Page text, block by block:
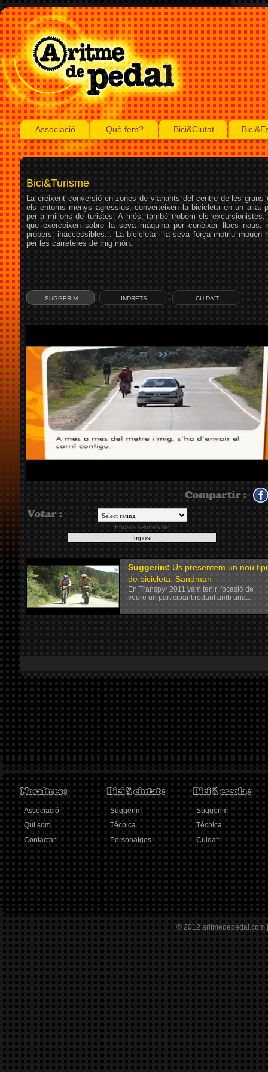
Associació Què fem? Bici&Ciutat
Bici&Turisme
La creixent conversió en zones de vianants del centre de les grans
els entorns menys agressius, converteixen la bicicleta en un aliat
per a milions de turistes. A més, també trobem els excursionistes,
que exerceixen sobre la seva màquina per conèixer llocs nous,
propers, inaccessibles... La bicicleta i la seva força motriu mouen
per les carreteres de mig món.
SUGGERIM INDRETS CUIDA'T
Encara sense vots
Suggerim: Us presentem un nou
de bicicleta: Sandman
En Transpyr 2011 vam tenir l'ocasió de
veure un participant rodant amb una...
Associació
Qui som
Contactar
Suggerim
Tècnica
Personatges
Suggerim
Tècnica
Cuida't
© 2012aritmedepedal.com